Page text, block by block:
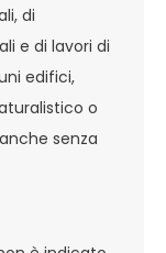
di
e di lavori di
edifici,
o
senza